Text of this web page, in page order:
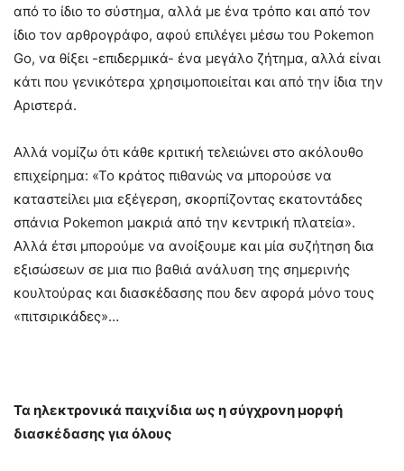
από το ίδιο το σύστημα, αλλά με ένα τρόπο και από τον
ίδιο τον αρθρογράφο, αφού επιλέγει μέσω του Pokemon
Go, να θίξει -επιδερμικά- ένα μεγάλο ζήτημα, αλλά είναι
κάτι που γενικότερα χρησιμοποιείται και από την ίδια την
Αριστερά.
Αλλά νομίζω ότι κάθε κριτική τελειώνει στο ακόλουθο
επιχείρημα: «Το κράτος πιθανώς να μπορούσε να
καταστείλει μια εξέγερση, σκορπίζοντας εκατοντάδες
σπάνια Pokemon μακριά από την κεντρική πλατεία».
Αλλά έτσι μπορούμε να ανοίξουμε και μία συζήτηση δια
εξισώσεων σε μια πιο βαθιά ανάλυση της σημερινής
κουλτούρας και διασκέδασης που δεν αφορά μόνο τους
«πιτσιρικάδες»…
Τα ηλεκτρονικά παιχνίδια ως η σύγχρονη μορφή
διασκέδασης για όλους